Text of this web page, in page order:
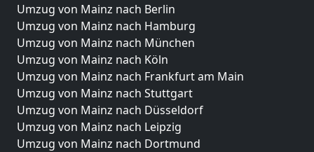
Umzug von Mainz nach Berlin
Umzug von Mainz nach Hamburg
Umzug von Mainz nach München
Umzug von Mainz nach Köln
Umzug von Mainz nach Frankfurt am Main
Umzug von Mainz nach Stuttgart
Umzug von Mainz nach Düsseldorf
Umzug von Mainz nach Leipzig
Umzug von Mainz nach Dortmund